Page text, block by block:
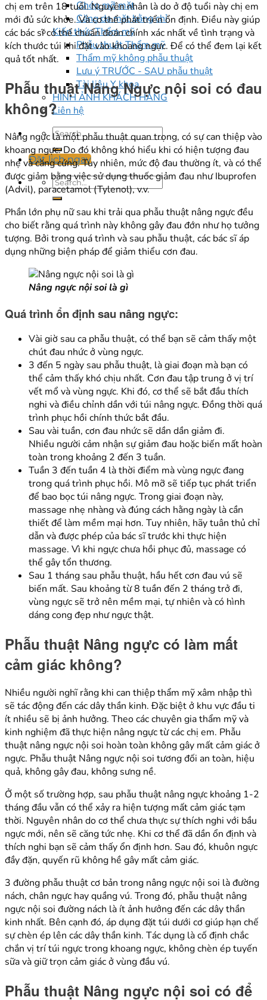
Ghép mỡ mặt
Căng da mặt bằng chỉ
Kiến thức Thẩm mỹ
Phẫu thuật Thẩm mỹ
Thẩm mỹ không phẫu thuật
Lưu ý TRƯỚC - SAU phẫu thuật
Tài liệu Y khoa
HÌNH ẢNH KHÁCH HÀNG
Liên hệ
Đặt lịch ngay
chị em trên 18 tuổi. Nguyên nhân là do ở độ tuổi này chị em
mới đủ sức khỏe. Và cơ thể phát triển ổn định. Điều này giúp
các bác sĩ có thể chuẩn đoán chính xác nhất về tình trạng và
kích thước túi khi đặt vào khoang ngực. Để có thể đem lại kết
quả tốt nhất.
Phẫu thuật Nâng Ngực nội soi có đau
không?
Nâng ngực là một phẫu thuật quan trọng, có sự can thiệp vào
khoang ngực. Do đó không khó hiểu khi có hiện tượng đau
nhẹ và căng cứng. Tuy nhiên, mức độ đau thường ít, và có thể
được giảm bằng việc sử dụng thuốc giảm đau như Ibuprofen
(Advil), paracetamol (Tylenol), v.v.
Phần lớn phụ nữ sau khi trải qua phẫu thuật nâng ngực đều
cho biết rằng quá trình này không gây đau đớn như họ tưởng
tượng. Bởi trong quá trình và sau phẫu thuật, các bác sĩ áp
dụng những biện pháp để giảm thiểu cơn đau.
Nâng ngực nội soi là gì
Quá trình ổn định sau nâng ngực:
Vài giờ sau ca phẫu thuật, có thể bạn sẽ cảm thấy một
chút đau nhức ở vùng ngực.
3 đến 5 ngày sau phẫu thuật, là giai đoạn mà bạn có
thể cảm thấy khó chịu nhất. Cơn đau tập trung ở vị trí
vết mổ và vùng ngực. Khi đó, cơ thể sẽ bắt đầu thích
nghi và điều chỉnh dần với túi nâng ngực. Đồng thời quá
trình phục hồi chính thức bắt đầu.
Sau vài tuần, cơn đau nhức sẽ dần dần giảm đi.
Nhiều người cảm nhận sự giảm đau hoặc biến mất hoàn
toàn trong khoảng 2 đến 3 tuần.
Tuần 3 đến tuần 4 là thời điểm mà vùng ngực đang
trong quá trình phục hồi. Mô mỡ sẽ tiếp tục phát triển
để bao bọc túi nâng ngực. Trong giai đoạn này,
massage nhẹ nhàng và đúng cách hằng ngày là cần
thiết để làm mềm mại hơn. Tuy nhiên, hãy tuân thủ chỉ
dẫn và được phép của bác sĩ trước khi thực hiện
massage. Vì khi ngực chưa hồi phục đủ, massage có
thể gây tổn thương.
Sau 1 tháng sau phẫu thuật, hầu hết cơn đau vú sẽ
biến mất. Sau khoảng từ 8 tuần đến 2 tháng trở đi,
vùng ngực sẽ trở nên mềm mại, tự nhiên và có hình
dáng cong đẹp như ngực thật.
Phẫu thuật Nâng ngực có làm mất
cảm giác không?
Nhiều người nghĩ rằng khi can thiệp thẩm mỹ xâm nhập thì
sẽ tác động đến các dây thần kinh. Đặc biệt ở khu vực đầu ti
ít nhiều sẽ bị ảnh hưởng. Theo các chuyên gia thẩm mỹ và
kinh nghiệm đã thực hiện nâng ngực từ các chị em. Phẫu
thuật nâng ngực nội soi hoàn toàn không gây mất cảm giác ở
ngực. Phẫu thuật Nâng ngực nội soi tương đối an toàn, hiệu
quả, không gây đau, không sưng nề.
Ở một số trường hợp, sau phẫu thuật nâng ngực khoảng 1-2
tháng đầu vẫn có thể xảy ra hiện tượng mất cảm giác tạm
thời. Nguyên nhân do cơ thể chưa thực sự thích nghi với bầu
ngực mới, nên sẽ căng tức nhẹ. Khi cơ thể đã dần ổn định và
thích nghi bạn sẽ cảm thấy ổn định hơn. Sau đó, khuôn ngực
đầy đặn, quyến rũ không hề gây mất cảm giác.
3 đường phẫu thuật cơ bản trong nâng ngực nội soi là đường
nách, chân ngực hay quầng vú. Trong đó, phẫu thuật nâng
ngực nội soi đường nách là ít ảnh hưởng đến các dây thần
kinh nhất. Bên cạnh đó, áp dụng đặt túi dưới cơ giúp hạn chế
sự chèn ép lên các dây thần kinh. Tác dụng là cố định chắc
chắn vị trí túi ngực trong khoang ngực, không chèn ép tuyến
sữa và giữ trọn cảm giác ở vùng đầu vú.
Phẫu thuật Nâng ngực nội soi có để